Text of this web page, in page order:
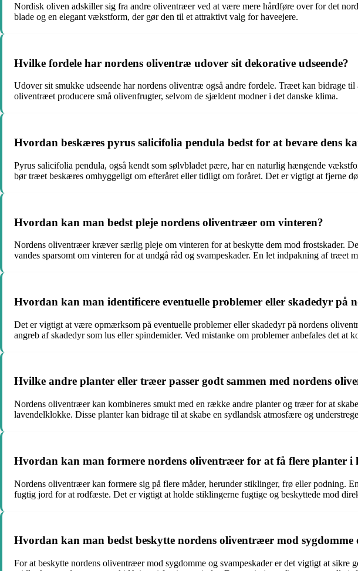
Nordisk oliven adskiller sig fra andre oliventræer ved at være mere hårdføre over for det
blade og en elegant vækstform, der gør den til et attraktivt valg for haveejere.
Hvilke fordele har nordens oliventræ udover sit dekorative udseende?
Udover sit smukke udseende har nordens oliventræ også andre fordele. Træet kan bidrage
oliventræet producere små olivenfrugter, selvom de sjældent modner i det danske klima.
Hvordan beskæres pyrus salicifolia pendula bedst for at bevare dens
Pyrus salicifolia pendula, også kendt som sølvbladet pære, har en naturlig hængende
bør træet beskæres omhyggeligt om efteråret eller tidligt om foråret. Det er vigtigt at fjerne
Hvordan kan man bedst pleje nordens oliventræer om vinteren?
Nordens oliventræer kræver særlig pleje om vinteren for at beskytte dem mod frostskader.
vandes sparsomt om vinteren for at undgå råd og svampeskader. En let indpakning af træet
Hvordan kan man identificere eventuelle problemer eller skadedyr på
Det er vigtigt at være opmærksom på eventuelle problemer eller skadedyr på nordens
angreb af skadedyr som lus eller spindemider. Ved mistanke om problemer anbefales det at
Hvilke andre planter eller træer passer godt sammen med nordens
Nordens oliventræer kan kombineres smukt med en række andre planter og træer for at
lavendelklokke. Disse planter kan bidrage til at skabe en sydlandsk atmosfære og
Hvordan kan man formere nordens oliventræer for at få flere planter i
Nordens oliventræer kan formere sig på flere måder, herunder stiklinger, frø eller podning.
fugtig jord for at rodfæste. Det er vigtigt at holde stiklingerne fugtige og beskyttede mod
Hvordan kan man bedst beskytte nordens oliventræer mod sygdomme
For at beskytte nordens oliventræer mod sygdomme og svampeskader er det vigtigt at